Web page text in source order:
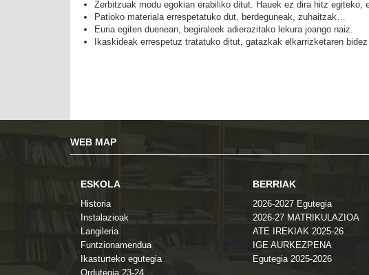
Zerbitzuak modu egokian erabiliko ditut. Hauek ez dira hitz egiteko,
Patioko materiala errespetatuko dut, berdeguneak, zuhaitzak…
Euria egiten duenean, begiraleek adierazitako lekura joango naiz.
Ikaskideak errespetuz tratatuko ditut, gatazkak elkarrizketaren
WEB MAP
ESKOLA
Historia
Instalazioak
Langileria
Funtzionamendua
Ikasturteko egutegia
Ordutegia 23-24
BERRIAK
2026-2027 Egutegia
2026-27 MATRIKULAZIOA
ATE IREKIAK 2025-26
IGE AURKEZPENA
Egutegia 2025-2026